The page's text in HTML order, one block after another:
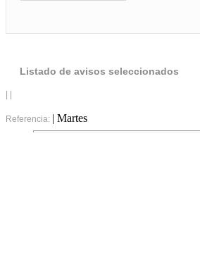
Listado de avisos seleccionados
Referencia: | Martes